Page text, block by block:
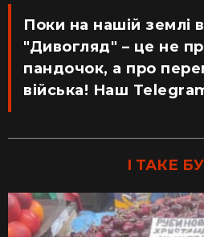
Поки на нашій землі
"Дивогляд" – це не
пандочок, а про
війська! Наш
І ТАКЕ